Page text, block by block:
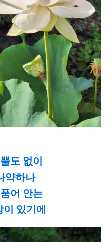
도 없이
약하나
어 안는
이 있기에